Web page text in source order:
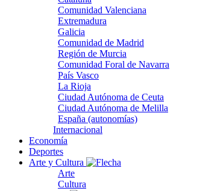
Comunidad Valenciana
Extremadura
Galicia
Comunidad de Madrid
Región de Murcia
Comunidad Foral de Navarra
País Vasco
La Rioja
Ciudad Autónoma de Ceuta
Ciudad Autónoma de Melilla
España (autonomías)
Internacional
Economía
Deportes
Arte y Cultura
Arte
Cultura